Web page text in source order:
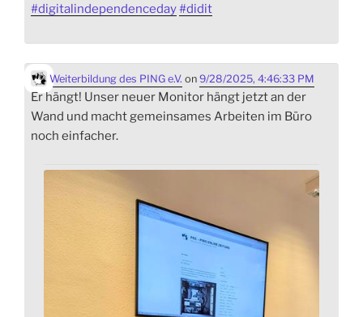
#digitalindependenceday#didit
Weiterbildung des PING e.V. on 9/28/2025, 4:46:33 PM
Er hängt! Unser neuer Monitor hängt jetzt an der
Wand und macht gemeinsames Arbeiten im Büro
noch einfacher.